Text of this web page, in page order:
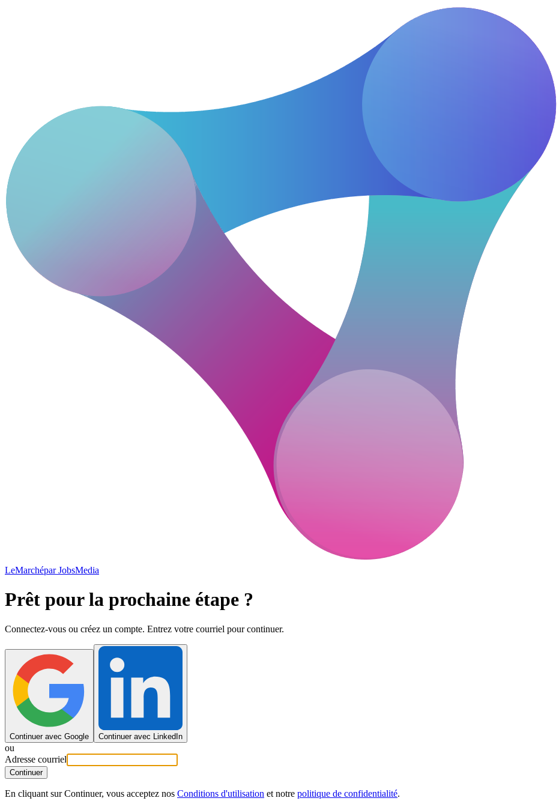
LeMarchépar JobsMedia
Prêt pour la prochaine étape ?
Connectez-vous ou créez un compte. Entrez votre courriel pour continuer.
Continuer avec Google Continuer avec LinkedIn
ou
Adresse courriel
Continuer
En cliquant sur Continuer, vous acceptez nos Conditions d'utilisation et notre politique de confidentialité.